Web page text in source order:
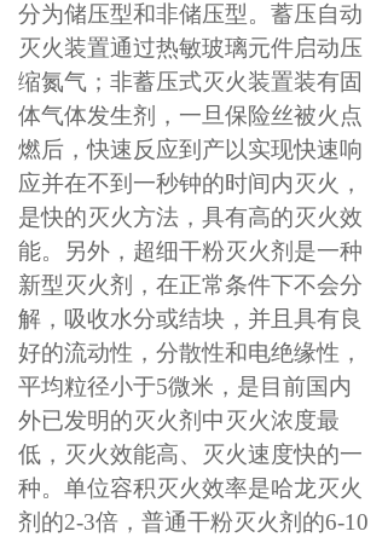
分为储压型和非储压型。蓄压自动
灭火装置通过热敏玻璃元件启动压
缩氮气；非蓄压式灭火装置装有固
体气体发生剂，一旦保险丝被火点
燃后，快速反应到产以实现快速响
应并在不到一秒钟的时间内灭火，
是快的灭火方法，具有高的灭火效
能。另外，超细干粉灭火剂是一种
新型灭火剂，在正常条件下不会分
解，吸收水分或结块，并且具有良
好的流动性，分散性和电绝缘性，
平均粒径小于5微米，是目前国内
外已发明的灭火剂中灭火浓度最
低，灭火效能高、灭火速度快的一
种。单位容积灭火效率是哈龙灭火
剂的2-3倍，普通干粉灭火剂的6-10